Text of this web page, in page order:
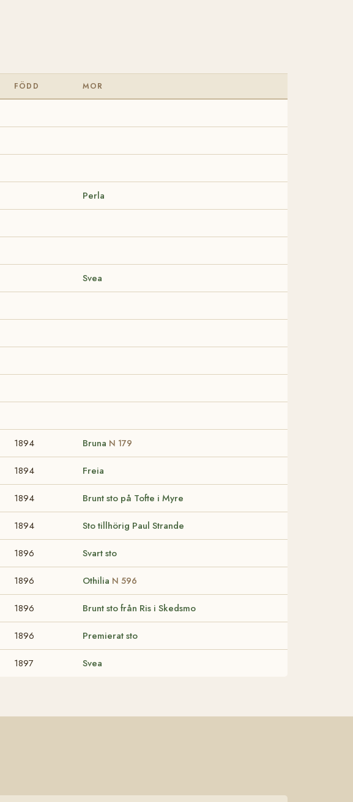
FÖDD MOR
Perla
Svea
1894 Bruna N 179
1894 Freia
1894 Brunt sto på Tofte i Myre
1894 Sto tillhörig Paul Strande
1896 Svart sto
1896 Othilia N 596
1896 Brunt sto från Ris i Skedsmo
1896 Premierat sto
1897 Svea